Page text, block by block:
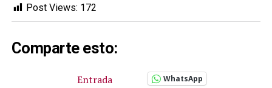
Post Views: 172
Comparte esto:
Entrada WhatsApp